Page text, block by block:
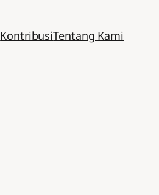
KontribusiTentang Kami